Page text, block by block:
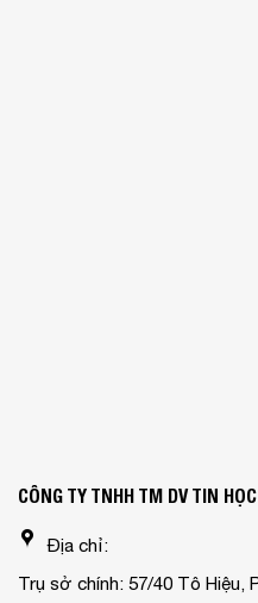
CÔNG TY TNHH TM DV TIN
Địa chỉ:
Trụ sở chính: 57/40 Tô Hiệu,